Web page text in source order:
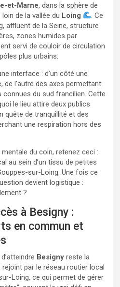
et-Marne, dans la sphère de
loin de la vallée du Loing
. Ce
affluent de la Seine, structure
zones humides par
servi de couloir de circulation
plus urbains.
interface : d’un côté une
de l’autre des axes permettant
connues du sud francilien. Cette
le lieu attire deux publics
quête de tranquillité et des
une respiration hors des
du coin, retenez ceci :
au sein d’un tissu de petites
sur-Loing. Une fois ce
devient logistique :
?
à Besigny :
en commun et
Besigny reste la
rejoint par le réseau routier local
Loing, ce qui permet de gérer